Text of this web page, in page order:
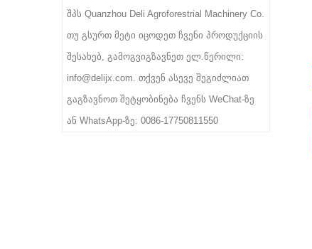
შპს Quanzhou Deli Agroforestrial Machinery Co.
თუ გსურთ მეტი იცოდეთ ჩვენი პროდუქციის
შესახებ, გამოგვიგზავნეთ ელ.წერილი:
info@delijx.com. თქვენ ასევე შეგიძლიათ
გაგზავნოთ შეტყობინება ჩვენს WeChat-ზე
ან WhatsApp-ზე: 0086-17750811550